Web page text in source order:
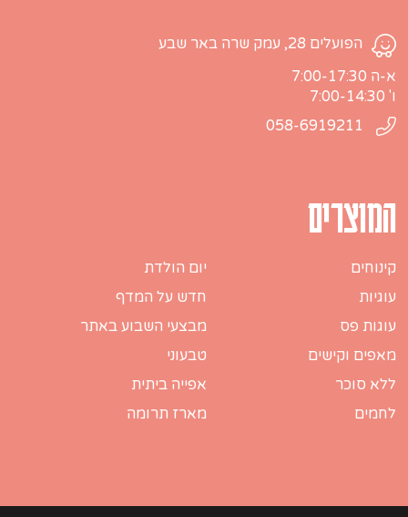
הפועלים 28, עמק שרה באר שבע
א-ה 7:00-17:30
ו' 7:00-14:30
המוצרים
קינוחים
עוגיות
עוגות פס
מאפים וקישים
ללא סוכר
לחמים
יום הולדת
חדש על המדף
מבצעי השבוע באתר
טבעוני
אפייה ביתית
מארז תרומה